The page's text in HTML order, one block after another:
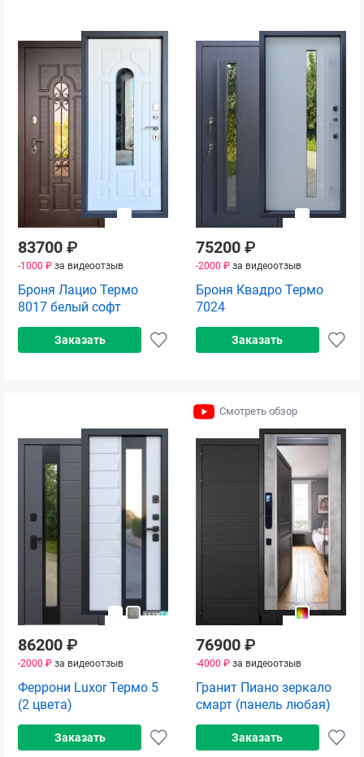
83700 ₽
-1000 ₽ за видеоотзыв
Броня Лацио Термо
8017 белый софт
Заказать
75200 ₽
-2000 ₽ за видеоотзыв
Броня Квадро Термо
7024
Заказать
86200 ₽
-2000 ₽ за видеоотзыв
Феррони Luxor Термо 5
(2 цвета)
Заказать
Смотреть обзор
76900 ₽
-4000 ₽ за видеоотзыв
Гранит Пиано зеркало
смарт (панель любая)
Заказать